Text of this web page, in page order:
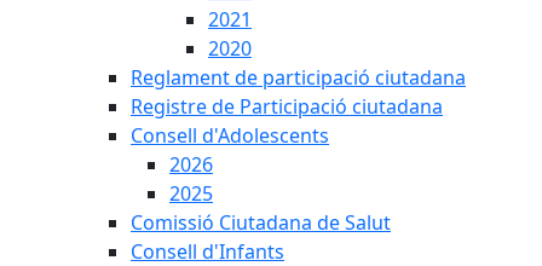
2021
2020
Reglament de participació ciutadana
Registre de Participació ciutadana
Consell d'Adolescents
2026
2025
Comissió Ciutadana de Salut
Consell d'Infants